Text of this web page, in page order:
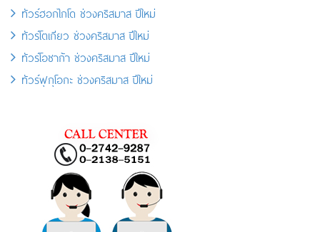
ทัวร์ฮอกไกโด ช่วงคริสมาส ปีใหม่
ทัวร์โตเกียว ช่วงคริสมาส ปีใหม่
ทัวร์โอซาก้า ช่วงคริสมาส ปีใหม่
ทัวร์ฟุกุโอกะ ช่วงคริสมาส ปีใหม่